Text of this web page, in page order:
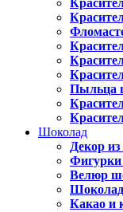
Пыльца
Шоколад
Декор
Фигурки
Велюр
Шоколад
Какао и